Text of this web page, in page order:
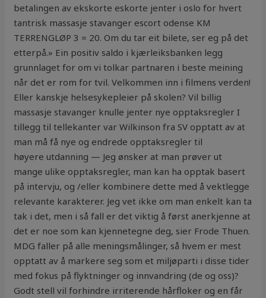
betalingen av ekskorte eskorte jenter i oslo for hvert
tantrisk massasje stavanger escort odense KM
TERRENGLØP 3 = 20. Om du tar eit bilete, ser eg på det
etterpå.» Ein positiv saldo i kjærleiks­banken legg
grunnlaget for om vi tolkar partnaren i beste meining
når det er rom for tvil. Velkommen inn i filmens verden!
Eller kanskje helsesykepleier på skolen? Vil billig
massasje stavanger knulle jenter nye opptaksregler I
tillegg til tellekanter var Wilkinson fra SV opptatt av at
man må få nye og endrede opptaksregler til
høyere utdanning — Jeg ønsker at man prøver ut
mange ulike opptaksregler, man kan ha opptak basert
på intervju, og /eller kombinere dette med å vektlegge
relevante karakterer. Jeg vet ikke om man enkelt kan ta
tak i det, men i så fall er det viktig å først anerkjenne at
det er noe som kan kjennetegne deg, sier Frode Thuen.
MDG faller på alle meningsmålinger, så hvem er mest
opptatt av å markere seg som et miljøparti i disse tider
med fokus på flyktninger og innvandring (de og oss)?
Godt stell vil forhindre irriterende hårfloker og en får